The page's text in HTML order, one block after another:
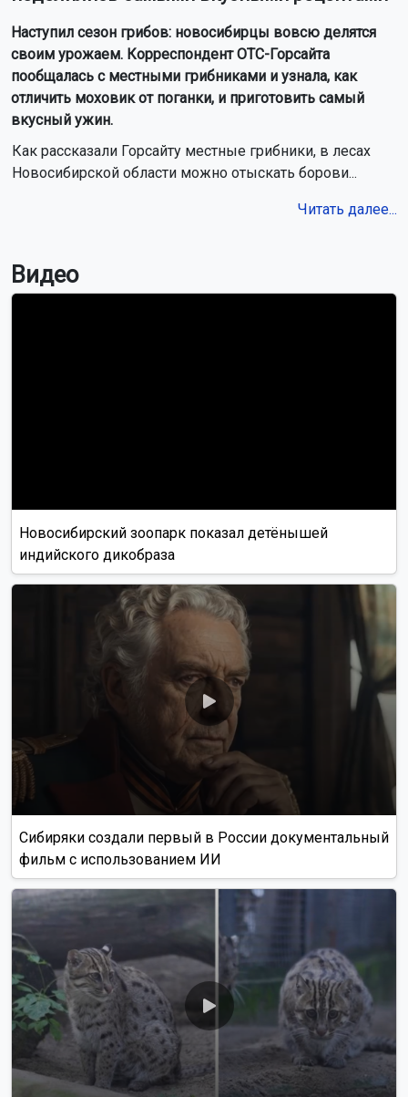
Наступил сезон грибов: новосибирцы вовсю делятся
своим урожаем. Корреспондент ОТС-Горсайта
пообщалась с местными грибниками и узнала, как
отличить моховик от поганки, и приготовить самый
вкусный ужин.
Как рассказали Горсайту местные грибники, в лесах
Новосибирской области можно отыскать борови...
Читать далее...
Видео
Новосибирский зоопарк показал детёнышей
индийского дикобраза
Сибиряки создали первый в России документальный
фильм с использованием ИИ